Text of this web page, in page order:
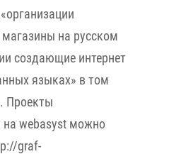
на русском
создающие интернет
языках» в том
Проекты
на webasyst можно
graf-